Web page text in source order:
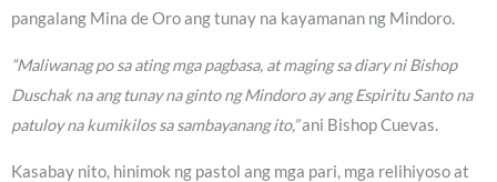
pangalang Mina de Oro ang tunay na kayamanan ng Mindoro.
“Maliwanag po sa ating mga pagbasa, at maging sa diary ni Bishop
Duschak na ang tunay na ginto ng Mindoro ay ang Espiritu Santo na
patuloy na kumikilos sa sambayanang ito,”ani Bishop Cuevas.
Kasabay nito, hinimok ng pastol ang mga pari, mga relihiyoso at